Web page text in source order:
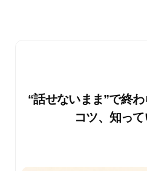
“話せないまま”で終
コツ、知っ